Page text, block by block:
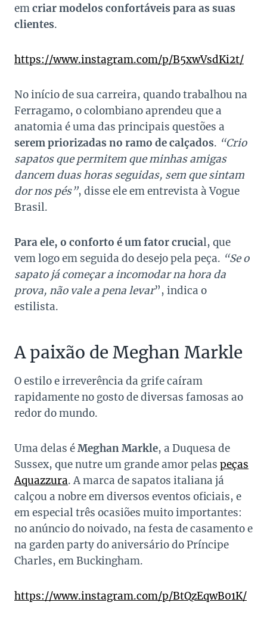
emcriar modelos confortáveis para as suas
clientes.
https://www.instagram.com/p/B5xwVsdKi2t/
No início de sua carreira, quando trabalhou na
Ferragamo, o colombiano aprendeu que a
anatomia é uma das principais questões a
serem priorizadas no ramo de calçados. “Crio
sapatos que permitem que minhas amigas
dancem duas horas seguidas, sem que sintam
dor nos pés”, disse ele em entrevista àVogue
Brasil.
Para ele, o conforto é um fator crucial, que
vem logo em seguida do desejo pela peça. “Se o
sapato já começar a incomodar na hora da
prova, não vale a pena levar”, indica o
estilista.
A paixão de Meghan Markle
O estilo e irreverência da grife caíram
rapidamente no gosto de diversas famosas ao
redor do mundo.
Uma delas éMeghan Markle, a Duquesa de
Sussex, que nutre um grande amor pelas peças
Aquazzura. A marca de sapatos italiana já
calçou a nobre em diversos eventos oficiais, e
em especial três ocasiões muito importantes:
no anúncio do noivado, na festa de casamento e
na garden party do aniversário do Príncipe
Charles, em Buckingham.
https://www.instagram.com/p/BtQzEqwB01K/